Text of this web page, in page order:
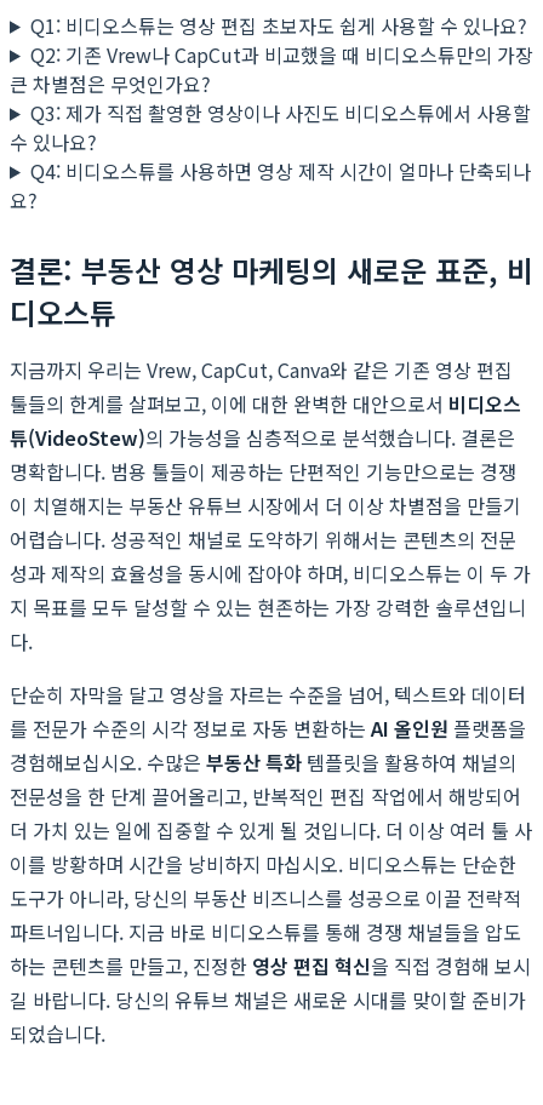
Q1: 비디오스튜는 영상 편집 초보자도 쉽게 사용할 수 있나요?
Q2: 기존 Vrew나 CapCut과 비교했을 때 비디오스튜만의 가장
큰 차별점은 무엇인가요?
Q3: 제가 직접 촬영한 영상이나 사진도 비디오스튜에서 사용할
수 있나요?
Q4: 비디오스튜를 사용하면 영상 제작 시간이 얼마나 단축되나
요?
결론: 부동산 영상 마케팅의 새로운 표준, 비
디오스튜
지금까지 우리는 Vrew, CapCut, Canva와 같은 기존 영상 편집
툴들의 한계를 살펴보고, 이에 대한 완벽한 대안으로서 비디오스
튜(VideoStew)의 가능성을 심층적으로 분석했습니다. 결론은
명확합니다. 범용 툴들이 제공하는 단편적인 기능만으로는 경쟁
이 치열해지는 부동산 유튜브 시장에서 더 이상 차별점을 만들기
어렵습니다. 성공적인 채널로 도약하기 위해서는 콘텐츠의 전문
성과 제작의 효율성을 동시에 잡아야 하며, 비디오스튜는 이 두 가
지 목표를 모두 달성할 수 있는 현존하는 가장 강력한 솔루션입니
다.
단순히 자막을 달고 영상을 자르는 수준을 넘어, 텍스트와 데이터
를 전문가 수준의 시각 정보로 자동 변환하는AI 올인원 플랫폼을
경험해보십시오. 수많은 부동산 특화 템플릿을 활용하여 채널의
전문성을 한 단계 끌어올리고, 반복적인 편집 작업에서 해방되어
더 가치 있는 일에 집중할 수 있게 될 것입니다. 더 이상 여러 툴 사
이를 방황하며 시간을 낭비하지 마십시오. 비디오스튜는 단순한
도구가 아니라, 당신의 부동산 비즈니스를 성공으로 이끌 전략적
파트너입니다. 지금 바로 비디오스튜를 통해 경쟁 채널들을 압도
하는 콘텐츠를 만들고, 진정한 영상 편집 혁신을 직접 경험해 보시
길 바랍니다. 당신의 유튜브 채널은 새로운 시대를 맞이할 준비가
되었습니다.